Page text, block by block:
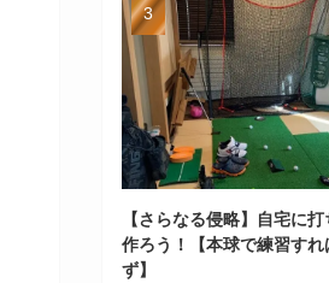
【さらなる侵略】自宅に
作ろう！【本球で練習す
ず】